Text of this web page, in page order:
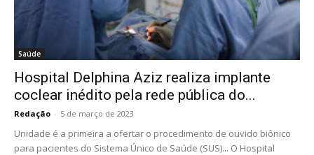
Saúde
Hospital Delphina Aziz realiza implante
coclear inédito pela rede pública do...
Redação - 5 de março de 2023
Unidade é a primeira a ofertar o procedimento de ouvido biônico
para pacientes do Sistema Único de Saúde (SUS)... O Hospital